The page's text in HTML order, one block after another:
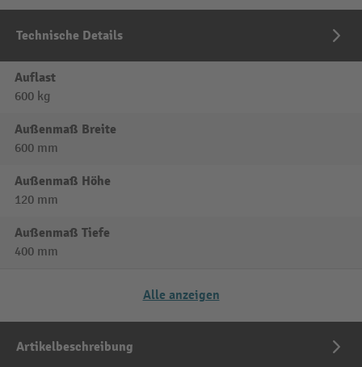
Technische Details
Auflast
600 kg
Außenmaß Breite
600 mm
Außenmaß Höhe
120 mm
Außenmaß Tiefe
400 mm
Alle anzeigen
Artikelbeschreibung